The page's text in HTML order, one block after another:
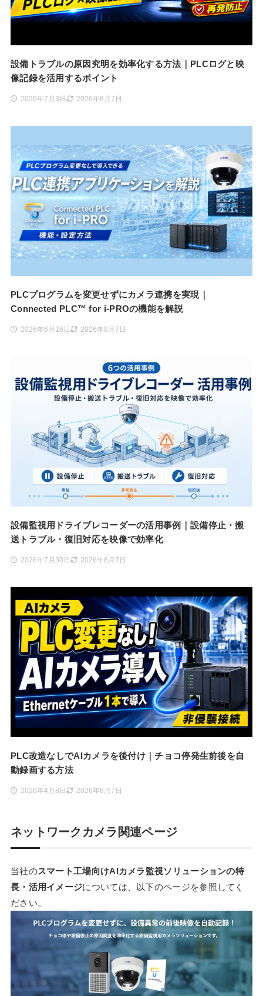
設備トラブルの原因究明を効率化する方法｜PLCログと映
像記録を活用するポイント
2026年7月3日 2026年8月7日
PLCプログラムを変更せずにカメラ連携を実現｜
Connected PLC™ for i-PROの機能を解説
2026年6月16日 2026年8月7日
設備監視用ドライブレコーダーの活用事例｜設備停止・搬
送トラブル・復旧対応を映像で効率化
2026年7月30日 2026年8月7日
PLC改造なしでAIカメラを後付け｜チョコ停発生前後を自
動録画する方法
2026年4月8日 2026年8月7日
ネットワークカメラ関連ページ
当社のスマート工場向けAIカメラ監視ソリューションの特
長・活用イメージについては、以下のページを参照してく
ださい。